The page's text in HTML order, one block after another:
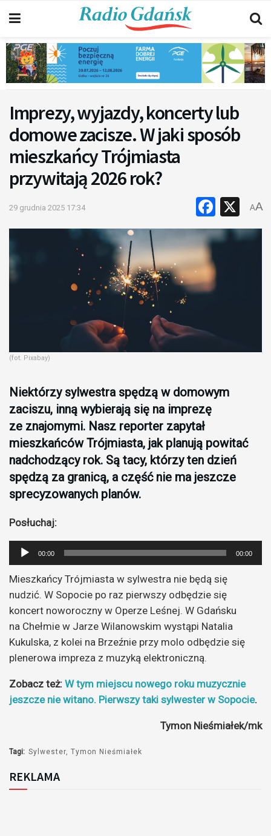
Imprezy, wyjazdy, koncerty lub
domowe zacisze. W jaki sposób
mieszkańcy Trójmiasta
przywitają 2026 rok?
29 grudnia 2025 17:34 X
AA
(fot. Pixabay)
Niektórzy sylwestra spędzą w domowym
zaciszu, inną wybierają się na imprezę
ze znajomymi. Nasz reporter zapytał
mieszkańców Trójmiasta, jak planują powitać
nadchodzący rok. Są tacy, którzy ten dzień
spędzą za granicą, a część nie ma jeszcze
sprecyzowanych planów.
Posłuchaj:
Odtwarzacz
plików
dźwiękowych
00:00 00:00
Mieszkańcy Trójmiasta w sylwestra nie będą się
nudzić. W Sopocie po raz pierwszy odbędzie się
koncert noworoczny w Operze Leśnej. W Gdańsku
na Chełmie w Jarze Wilanowskim wystąpi Natalia
Kukulska, z kolei na Brzeźnie przy molo odbędzie się
plenerowa impreza z muzyką elektroniczną.
Zobacz też: W tym miejscu nowego roku muzycznie
jeszcze nie witano. Pierwszy taki sylwester w Sopocie.
Tymon Nieśmiałek/mk
Tagi: Sylwester Tymon Nieśmiałek
REKLAMA